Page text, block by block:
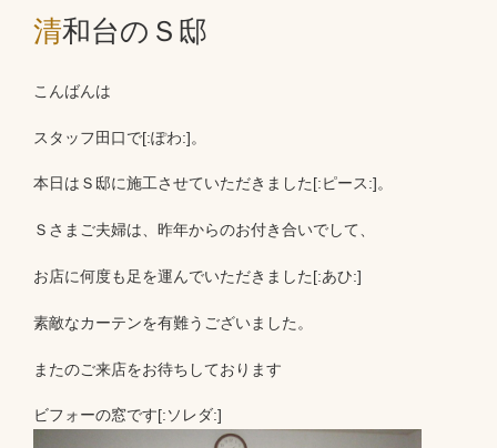
清和台のＳ邸
こんばんは
スタッフ田口で[:ぽわ:]。
本日はＳ邸に施工させていただきました[:ピース:]。
Ｓさまご夫婦は、昨年からのお付き合いでして、
お店に何度も足を運んでいただきました[:あひ:]
素敵なカーテンを有難うございました。
またのご来店をお待ちしております
ビフォーの窓です[:ソレダ:]